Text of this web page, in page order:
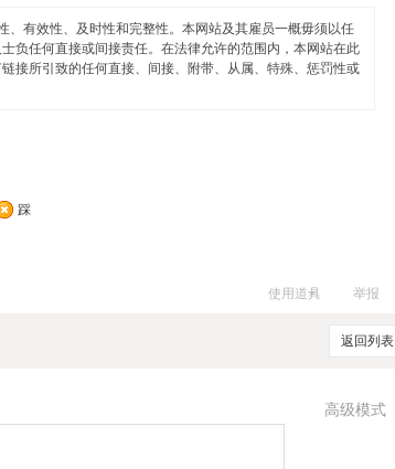
有效性、及时性和完整性。本网站及其雇员一概毋须以任
负任何直接或间接责任。在法律允许的范围内，本网站在此
接所引致的任何直接、间接、附带、从属、特殊、惩罚性或
踩
使用道具 举报
返回列表
高级模式